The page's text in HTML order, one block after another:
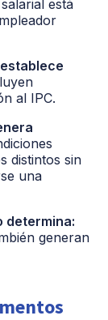
está
al IPC.
distintos sin
una
determina:
generan